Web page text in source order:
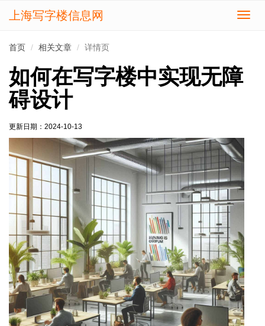
切
上海写字楼信息网
首页 相关文章 详情页
如何在写字楼中实现无障
碍设计
更新日期： 2024-10-13